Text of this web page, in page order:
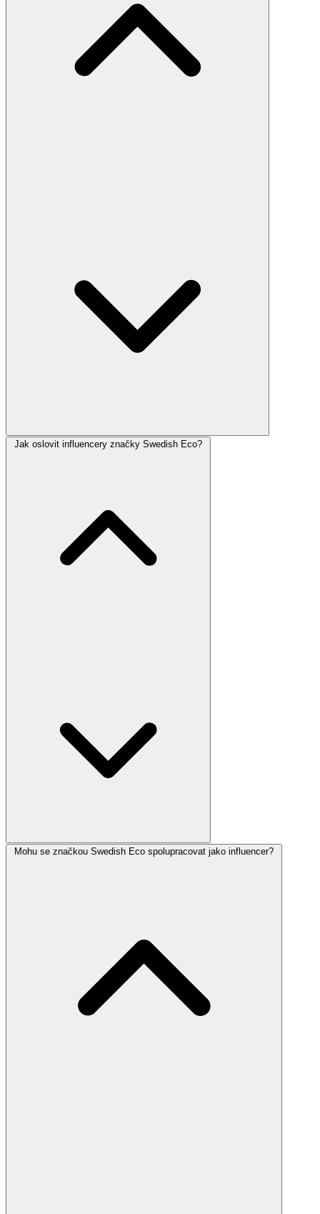
Jak oslovit influencery značky Swedish Eco?
Mohu se značkou Swedish Eco spolupracovat jako influencer?